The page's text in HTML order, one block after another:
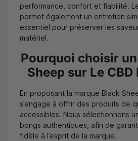
performance, confort et fiabilité.
permet également un entretien
essentiel pour préserver les
matériel.
Pourquoi choisir
Sheep sur Le
En proposant la marque Black
s’engage à offrir des produits de
accessibles. Nous sélectionnons
bongs authentiques, afin de
fidèle à l’esprit de la marque.